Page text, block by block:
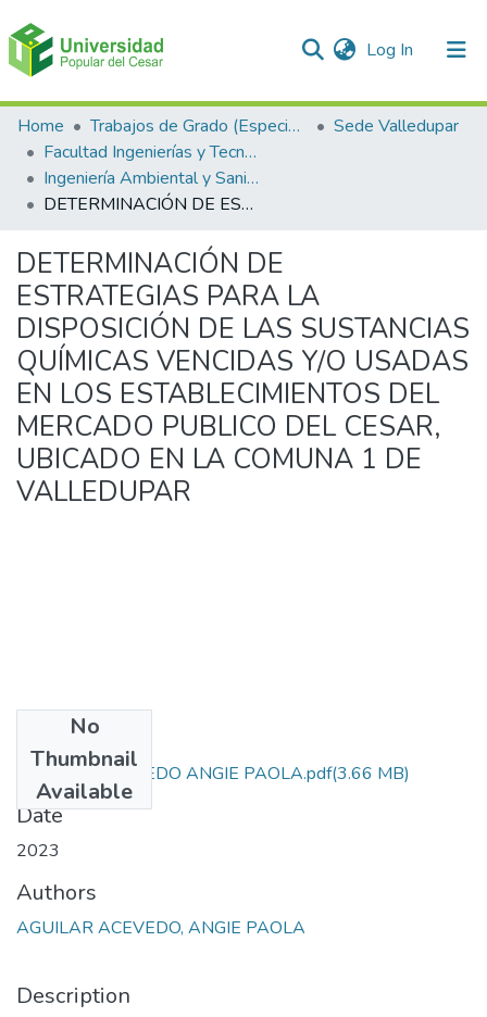
Log In (current)
Communities & Collections
All of DSpace
Statistics
Home Trabajos de Grado (Especializaciones y Pregrados)
Sede Valledupar
Facultad Ingenierías y Tecnologías
Ingeniería Ambiental y Sanitaria.
DETERMINACIÓN DE ESTRATEGIAS PARA LA DISPOSICIÓN DE LAS SUSTANCIAS QUÍMICAS VENCIDAS Y/O USADAS EN LOS ESTABLECIMIENTOS DEL MERCADO PUBLICO DEL CESAR, UBICADO EN LA COMUNA 1 DE VALLEDUPAR
DETERMINACIÓN DE
ESTRATEGIAS PARA LA
DISPOSICIÓN DE LAS SUSTANCIAS
QUÍMICAS VENCIDAS Y/O USADAS
EN LOS ESTABLECIMIENTOS DEL
MERCADO PUBLICO DEL CESAR,
UBICADO EN LA COMUNA 1 DE
VALLEDUPAR
No
Thumbnail
Available
AGUILAR ACEVEDO ANGIE PAOLA.pdf(3.66 MB)
Date
2023
Authors
AGUILAR ACEVEDO, ANGIE PAOLA
Description